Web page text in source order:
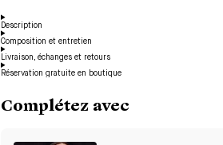
Description
Composition et entretien
Livraison, échanges et retours
Réservation gratuite en boutique
Complétez avec